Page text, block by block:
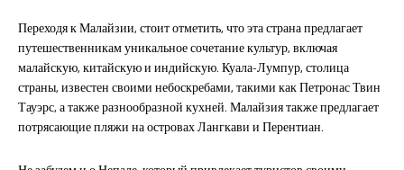
Переходя к Малайзии, стоит отметить, что эта страна предлагает
путешественникам уникальное сочетание культур, включая
малайскую, китайскую и индийскую. Куала-Лумпур, столица
страны, известен своими небоскребами, такими как Петронас Твин
Тауэрс, а также разнообразной кухней. Малайзия также предлагает
потрясающие пляжи на островах Лангкави и Перентиан.